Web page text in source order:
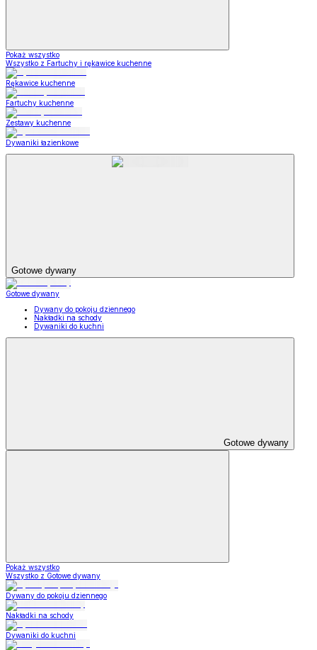
Pokaż wszystko
Wszystko z Fartuchy i rękawice kuchenne
Rękawice kuchenne
Fartuchy kuchenne
Zestawy kuchenne
Dywaniki łazienkowe
Gotowe dywany
Gotowe dywany
Dywany do pokoju dziennego
Nakładki na schody
Dywaniki do kuchni
Gotowe dywany
Pokaż wszystko
Wszystko z Gotowe dywany
Dywany do pokoju dziennego
Nakładki na schody
Dywaniki do kuchni